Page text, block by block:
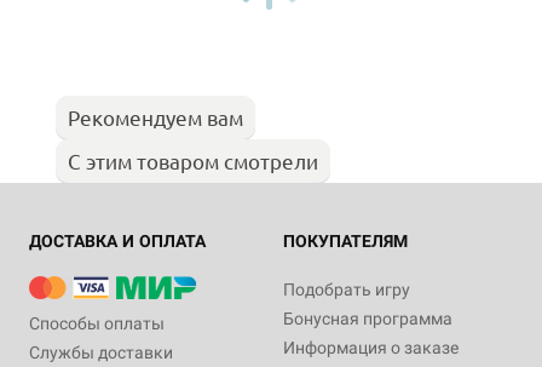
Рекомендуем вам
С этим товаром смотрели
ДОСТАВКА И ОПЛАТА
Способы оплаты
Службы доставки
ПОКУПАТЕЛЯМ
Подобрать игру
Бонусная программа
Информация о заказе